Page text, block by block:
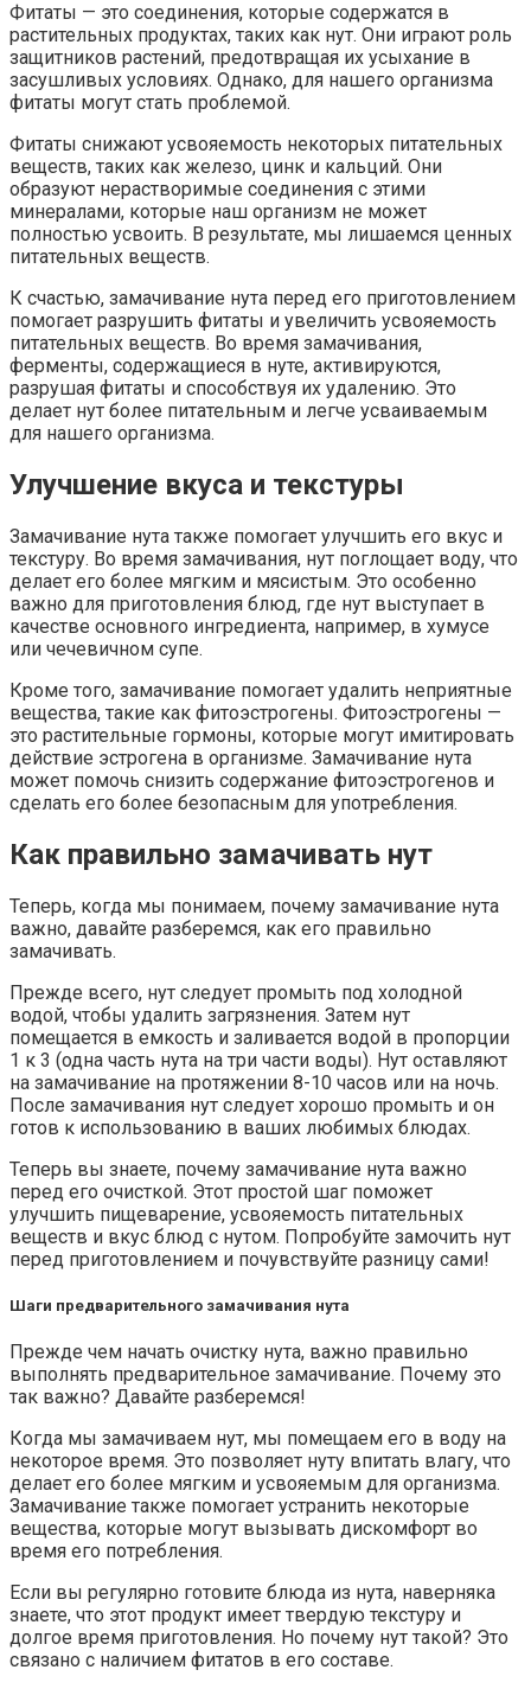
Фитаты — это соединения, которые содержатся в
растительных продуктах, таких как нут. Они играют роль
защитников растений, предотвращая их усыхание в
засушливых условиях. Однако, для нашего организма
фитаты могут стать проблемой.
Фитаты снижают усвояемость некоторых питательных
веществ, таких как железо, цинк и кальций. Они
образуют нерастворимые соединения с этими
минералами, которые наш организм не может
полностью усвоить. В результате, мы лишаемся ценных
питательных веществ.
К счастью, замачивание нута перед его приготовлением
помогает разрушить фитаты и увеличить усвояемость
питательных веществ. Во время замачивания,
ферменты, содержащиеся в нуте, активируются,
разрушая фитаты и способствуя их удалению. Это
делает нут более питательным и легче усваиваемым
для нашего организма.
Улучшение вкуса и текстуры
Замачивание нута также помогает улучшить его вкус и
текстуру. Во время замачивания, нут поглощает воду, что
делает его более мягким и мясистым. Это особенно
важно для приготовления блюд, где нут выступает в
качестве основного ингредиента, например, в хумусе
или чечевичном супе.
Кроме того, замачивание помогает удалить неприятные
вещества, такие как фитоэстрогены. Фитоэстрогены —
это растительные гормоны, которые могут имитировать
действие эстрогена в организме. Замачивание нута
может помочь снизить содержание фитоэстрогенов и
сделать его более безопасным для употребления.
Как правильно замачивать нут
Теперь, когда мы понимаем, почему замачивание нута
важно, давайте разберемся, как его правильно
замачивать.
Прежде всего, нут следует промыть под холодной
водой, чтобы удалить загрязнения. Затем нут
помещается в емкость и заливается водой в пропорции
1 к 3 (одна часть нута на три части воды). Нут оставляют
на замачивание на протяжении 8-10 часов или на ночь.
После замачивания нут следует хорошо промыть и он
готов к использованию в ваших любимых блюдах.
Теперь вы знаете, почему замачивание нута важно
перед его очисткой. Этот простой шаг поможет
улучшить пищеварение, усвояемость питательных
веществ и вкус блюд с нутом. Попробуйте замочить нут
перед приготовлением и почувствуйте разницу сами!
Шаги предварительного замачивания нута
Прежде чем начать очистку нута, важно правильно
выполнять предварительное замачивание. Почему это
так важно? Давайте разберемся!
Когда мы замачиваем нут, мы помещаем его в воду на
некоторое время. Это позволяет нуту впитать влагу, что
делает его более мягким и усвояемым для организма.
Замачивание также помогает устранить некоторые
вещества, которые могут вызывать дискомфорт во
время его потребления.
Если вы регулярно готовите блюда из нута, наверняка
знаете, что этот продукт имеет твердую текстуру и
долгое время приготовления. Но почему нут такой? Это
связано с наличием фитатов в его составе.